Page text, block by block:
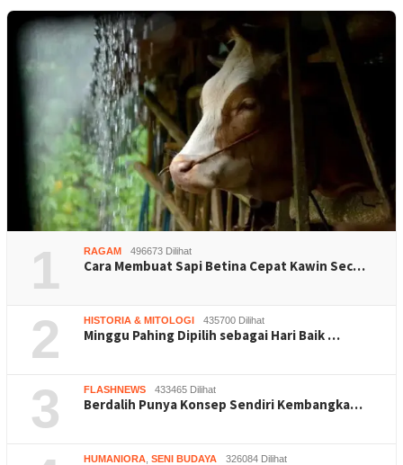
1 RAGAM 496673 Dilihat
Cara Membuat Sapi Betina Cepat Kawin Sec…
2 HISTORIA & MITOLOGI 435700 Dilihat
Minggu Pahing Dipilih sebagai Hari Baik …
3 FLASHNEWS 433465 Dilihat
Berdalih Punya Konsep Sendiri Kembangka…
HUMANIORA SENI BUDAYA 326084 Dilihat